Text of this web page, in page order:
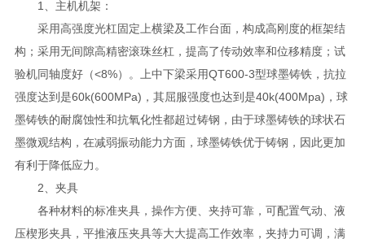
1、主机机架：
采用高强度光杠固定上横梁及工作台面，构成高刚度的框架结
构；采用无间隙高精密滚珠丝杠，提高了传动效率和位移精度；试
验机同轴度好（<8%）。上中下梁采用QT600-3型球墨铸铁，抗拉
强度达到是60k(600MPa)，其屈服强度也达到是40k(400Mpa)，球
墨铸铁的耐腐蚀性和抗氧化性都超过铸钢，由于球墨铸铁的球状石
墨微观结构，在减弱振动能力方面，球墨铸铁优于铸钢，因此更加
有利于降低应力。
2、夹具
各种材料的标准夹具，操作方便、夹持可靠，可配置气动、液
压楔形夹具，平推液压夹具等大大提高工作效率，夹持力可调，满